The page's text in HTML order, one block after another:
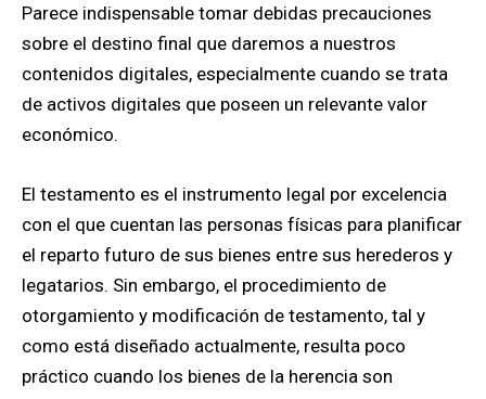
Parece indispensable tomar debidas precauciones
sobre el destino final que daremos a nuestros
contenidos digitales, especialmente cuando se trata
de activos digitales que poseen un relevante valor
económico.
El testamento es el instrumento legal por excelencia
con el que cuentan las personas físicas para planificar
el reparto futuro de sus bienes entre sus herederos y
legatarios. Sin embargo, el procedimiento de
otorgamiento y modificación de testamento, tal y
como está diseñado actualmente, resulta poco
práctico cuando los bienes de la herencia son